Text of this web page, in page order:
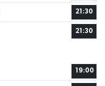
21:30
21:30
19:00